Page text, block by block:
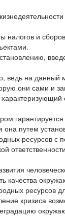
налогов и
ведь на данный
они сами и
гарантируется
она путем
ресурсов с
качества
ресурсов
кризиса